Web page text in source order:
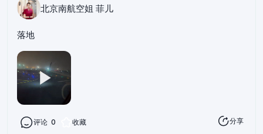
北京南航空姐 菲儿
落地
评论 0 收藏 分享